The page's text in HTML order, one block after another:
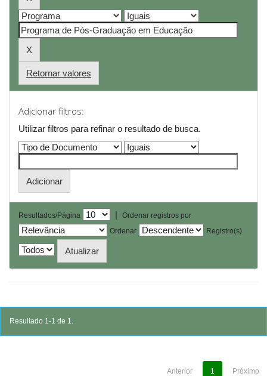
Retornar valores
Adicionar filtros:
Utilizar filtros para refinar o resultado de busca.
Resultados/Página |
Ordenar registros por
Ordenar
Registro(s)
Resultado 1-1 de 1.
Anterior 1 Próximo